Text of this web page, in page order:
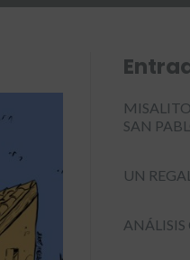
SAN
UN
ANÁLISIS